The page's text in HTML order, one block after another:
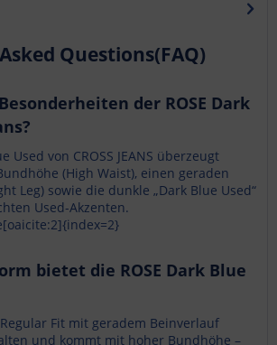
Questions(FAQ)
der ROSE Dark
Used von CROSS JEANS überzeugt
(High Waist), einen geraden
Leg) sowie die dunkle „Dark Blue Used“
Used-Akzenten.
bietet die ROSE Dark Blue
Fit mit geradem Beinverlauf
und kommt mit hoher Bundhöhe –